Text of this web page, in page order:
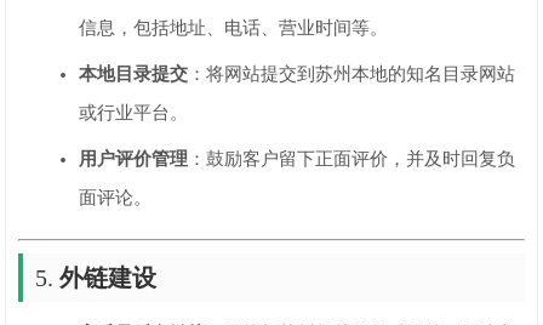
信息，包括地址、电话、营业时间等。
本地目录提交 ：将网站提交到苏州本地的知名目录网站
或行业平台。
用户评价管理 ：鼓励客户留下正面评价，并及时回复负
面评论。
5.外链建设